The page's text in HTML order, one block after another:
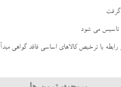
گرفت
تاسیس می شود
رابطه با ترخیص کالاهای اساسی فاقد گواهی مبدأ